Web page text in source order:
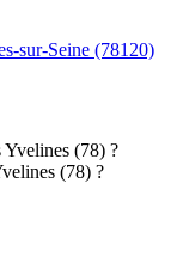
sur-Seine (78120)
Yvelines (78) ?
(78) ?